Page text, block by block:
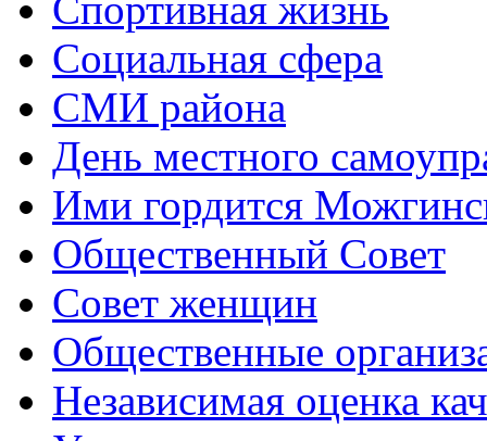
Социальная сфера
СМИ района
День местного
Ими гордится
Общественный Совет
Совет женщин
Общественные
Независимая оценка